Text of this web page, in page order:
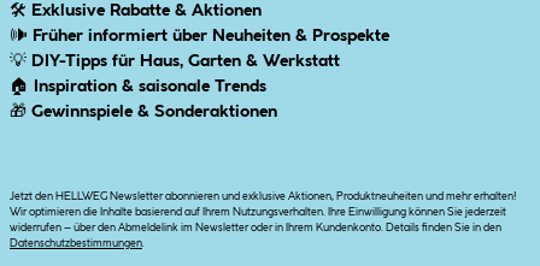
🛠 Exklusive Rabatte & Aktionen
🕪 Früher informiert über Neuheiten & Prospekte
💡 DIY-Tipps für Haus, Garten & Werkstatt
🏠
Inspiration & saisonale Trends
🎁 Gewinnspiele & Sonderaktionen
Jetzt den HELLWEG Newsletter abonnieren und exklusive Aktionen, Produktneuheiten und mehr erhalten!
Wir optimieren die Inhalte basierend auf Ihrem Nutzungsverhalten. Ihre Einwilligung können Sie jederzeit
widerrufen – über den Abmeldelink im Newsletter oder in Ihrem Kundenkonto. Details finden Sie in den
Datenschutzbestimmungen